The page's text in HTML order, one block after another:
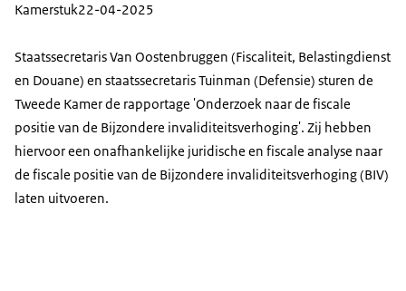
Kamerstuk22-04-2025
Staatssecretaris Van Oostenbruggen (Fiscaliteit, Belastingdienst
en Douane) en staatssecretaris Tuinman (Defensie) sturen de
Tweede Kamer de rapportage 'Onderzoek naar de fiscale
positie van de Bijzondere invaliditeitsverhoging'. Zij hebben
hiervoor een onafhankelijke juridische en fiscale analyse naar
de fiscale positie van de Bijzondere invaliditeitsverhoging (BIV)
laten uitvoeren.